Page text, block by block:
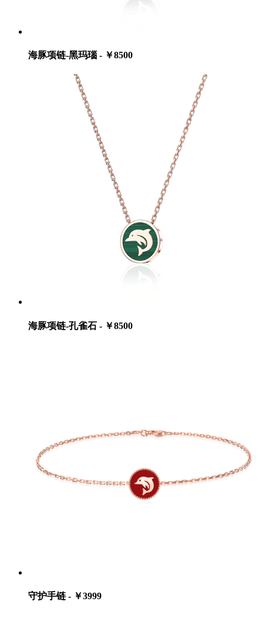
海豚项链-黑玛瑙 - ￥8500
海豚项链-孔雀石 - ￥8500
守护手链 - ￥3999